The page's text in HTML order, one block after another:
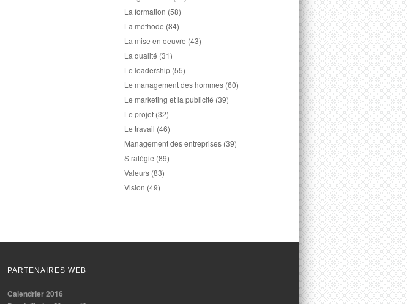
La formation (58)
La méthode (84)
La mise en oeuvre (43)
La qualité (31)
Le leadership (55)
Le management des hommes (60)
Le marketing et la publicité (39)
Le projet (32)
Le travail (46)
Management des entreprises (39)
Stratégie (89)
Valeurs (83)
Vision (49)
PARTENAIRES WEB
Calendrier 2016